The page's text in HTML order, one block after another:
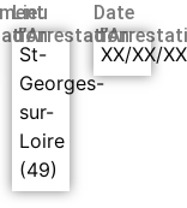
Lieu
d’Arrestation
St-
Georges-
sur-
Loire
(49)
Date
XX/XX/